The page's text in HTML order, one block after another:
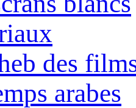
des
arabes